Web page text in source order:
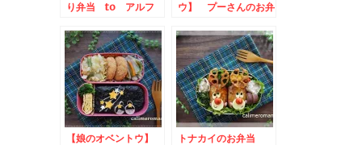
り弁当 to アルフ
で作ろうアレンジレシ
ピ投稿キャンペーン
ウ】 プーさんのお弁
ップdeアレンジ！レ
シピ投稿キャンペーン
【娘のオベントウ】
トナカイのお弁当